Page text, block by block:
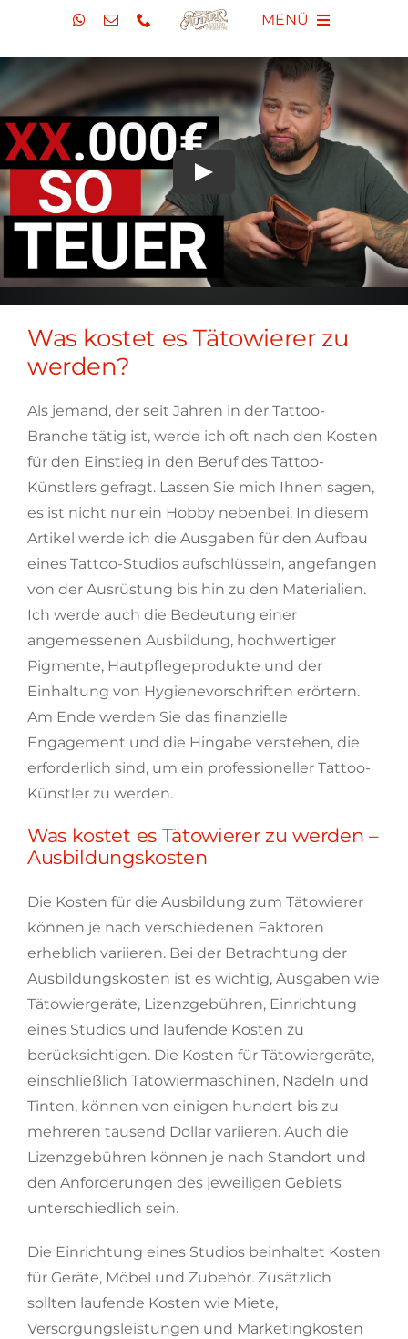
springen
MENÜ
TATTOO STUDIO
PIERCING STUDIO
VLOG
ÜBER UNS
Was kostet es Tätowierer zu
werden?
Als jemand, der seit Jahren in der Tattoo-
Branche tätig ist, werde ich oft nach den Kosten
für den Einstieg in den Beruf des Tattoo-
Künstlers gefragt. Lassen Sie mich Ihnen sagen,
es ist nicht nur ein Hobby nebenbei. In diesem
Artikel werde ich die Ausgaben für den Aufbau
eines Tattoo-Studios aufschlüsseln, angefangen
von der Ausrüstung bis hin zu den Materialien.
Ich werde auch die Bedeutung einer
angemessenen Ausbildung, hochwertiger
Pigmente, Hautpflegeprodukte und der
Einhaltung von Hygienevorschriften erörtern.
Am Ende werden Sie das finanzielle
Engagement und die Hingabe verstehen, die
erforderlich sind, um ein professioneller Tattoo-
Künstler zu werden.
Was kostet es Tätowierer zu werden –
Ausbildungskosten
Die Kosten für die Ausbildung zum Tätowierer
können je nach verschiedenen Faktoren
erheblich variieren. Bei der Betrachtung der
Ausbildungskosten ist es wichtig, Ausgaben wie
Tätowiergeräte, Lizenzgebühren, Einrichtung
eines Studios und laufende Kosten zu
berücksichtigen. Die Kosten für Tätowiergeräte,
einschließlich Tätowiermaschinen, Nadeln und
Tinten, können von einigen hundert bis zu
mehreren tausend Dollar variieren. Auch die
Lizenzgebühren können je nach Standort und
den Anforderungen des jeweiligen Gebiets
unterschiedlich sein.
Die Einrichtung eines Studios beinhaltet Kosten
für Geräte, Möbel und Zubehör. Zusätzlich
sollten laufende Kosten wie Miete,
Versorgungsleistungen und Marketingkosten